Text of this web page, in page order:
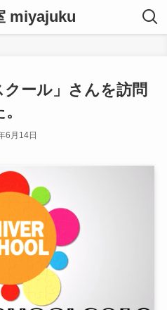
miyajuku
クール」さんを訪問
6月14日